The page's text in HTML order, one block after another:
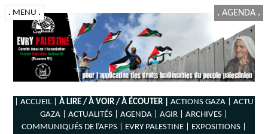
. MENU . . AGENDA .
| ACCUEIL | À LIRE / À VOIR / À ÉCOUTER | ACTIONS GAZA |
ACTU
GAZA |
ACTUALITÉS | AGENDA | AGIR |
ARCHIVES |
COMMUNIQUÉS DE l’AFPS |
EVRY PALESTINE |
EXPOSITIONS |